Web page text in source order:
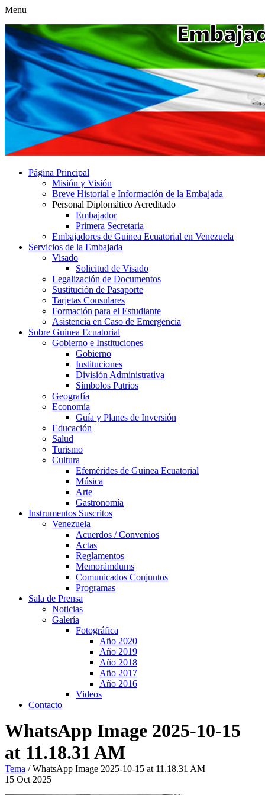
Menu
Página Principal
Misión y Visión
Breve Historial e Información de la Embajada
Personal Diplomático Acreditado
Embajador
Primera Secretaria
Embajadores de Guinea Ecuatorial en Venezuela
Servicios de la Embajada
Visado
Solicitud de Visado
Legalización de Documentos
Sustitución de Pasaporte
Tarjetas Consulares
Formación para el Estudiante
Asistencia en Caso de Emergencia
Sobre Guinea Ecuatorial
Gobierno e Instituciones
Gobierno
Instituciones
División Administrativa
Símbolos Patrios
Geografía
Economía
Guía y Planes de Inversión
Educación
Salud
Turismo
Cultura
Efemérides de Guinea Ecuatorial
Música
Arte
Gastronomía
Instrumentos Suscritos
Venezuela
Acuerdos / Convenios
Actas
Reglamentos
Memorámdums
Comunicados Conjuntos
Programas
Sala de Prensa
Noticias
Galería
Fotográfica
Año 2020
Año 2019
Año 2018
Año 2017
Año 2016
Videos
Contacto
WhatsApp Image 2025-10-15
at 11.18.31 AM
Tema /WhatsApp Image 2025-10-15 at 11.18.31 AM
15 Oct 2025